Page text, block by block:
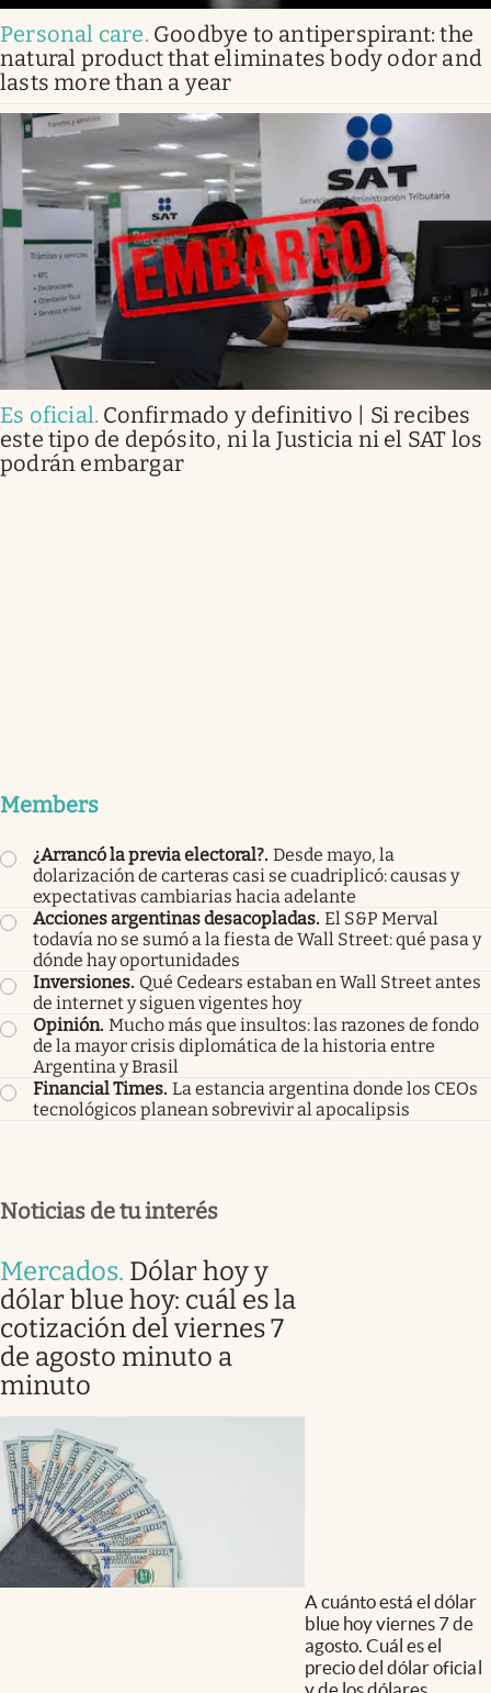
Personal care. Goodbye to antiperspirant: the
natural product that eliminates body odor and
lasts more than a year
Es oficial. Confirmado y definitivo | Si recibes
este tipo de depósito, ni la Justicia ni el SAT los
podrán embargar
Members
¿Arrancó la previa electoral?. Desde mayo, la
dolarización de carteras casi se cuadriplicó: causas y
expectativas cambiarias hacia adelante
Acciones argentinas desacopladas. El S&P Merval
todavía no se sumó a la fiesta de Wall Street: qué pasa y
dónde hay oportunidades
Inversiones. Qué Cedears estaban en Wall Street antes
de internet y siguen vigentes hoy
Opinión. Mucho más que insultos: las razones de fondo
de la mayor crisis diplomática de la historia entre
Argentina y Brasil
Financial Times. La estancia argentina donde los CEOs
tecnológicos planean sobrevivir al apocalipsis
Noticias de tu interés
Mercados. Dólar hoy y
dólar blue hoy: cuál es la
cotización del viernes 7
de agosto minuto a
minuto
A cuánto está el dólar
blue hoy viernes 7 de
agosto. Cuál es el
precio del dólar oficial